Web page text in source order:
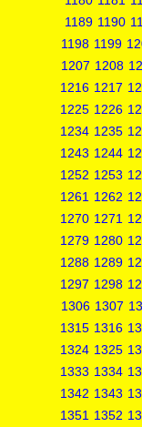
1189 1190
1198 1199
1207 1208
1216 1217
1225 1226
1234 1235
1243 1244
1252 1253
1261 1262
1270 1271
1279 1280
1288 1289
1297 1298
1306 1307
1315 1316
1324 1325
1333 1334
1342 1343
1351 1352